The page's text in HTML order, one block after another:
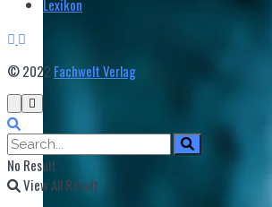
Lexikon
© 2022 Fachwelt Verlag
No Result
View All Result